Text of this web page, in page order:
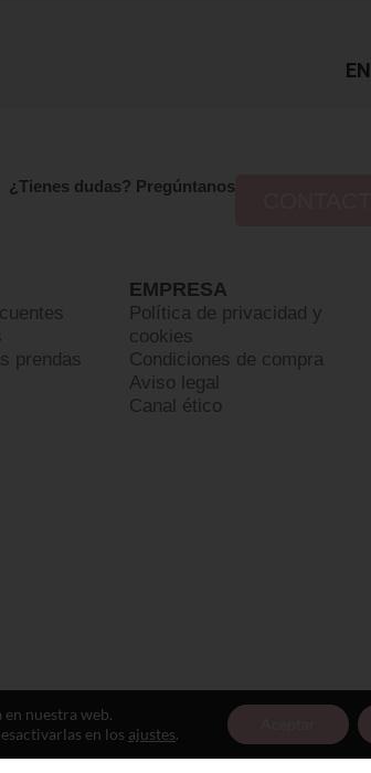
¿Tienes dudas? Pregúntanos
prendas
EMPRESA
Política de privacidad y
cookies
Condiciones de compra
Aviso legal
Canal ético
nuestra web.
en los ajustes.